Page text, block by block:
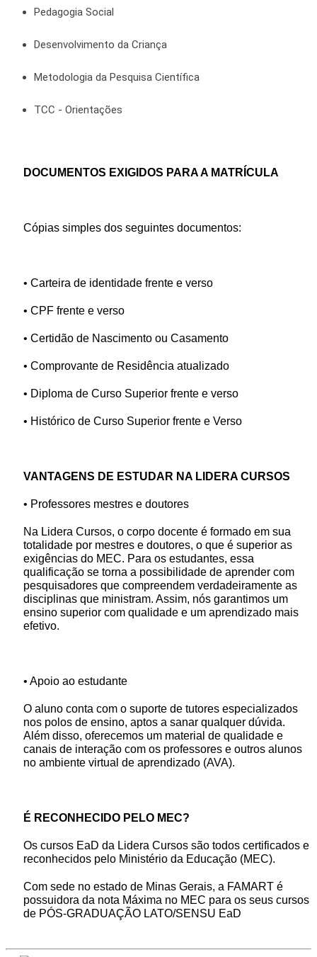
Pedagogia Social
Desenvolvimento da Criança
Metodologia da Pesquisa Científica
TCC - Orientações
DOCUMENTOS EXIGIDOS PARA A MATRÍCULA
Cópias simples dos seguintes documentos:
• Carteira de identidade frente e verso
• CPF frente e verso
• Certidão de Nascimento ou Casamento
• Comprovante de Residência atualizado
• Diploma de Curso Superior frente e verso
• Histórico de Curso Superior frente e Verso
VANTAGENS DE ESTUDAR NA LIDERA CURSOS
• Professores mestres e doutores
Na Lidera Cursos, o corpo docente é formado em sua
totalidade por mestres e doutores, o que é superior as
exigências do MEC. Para os estudantes, essa
qualificação se torna a possibilidade de aprender com
pesquisadores que compreendem verdadeiramente as
disciplinas que ministram. Assim, nós garantimos um
ensino superior com qualidade e um aprendizado mais
efetivo.
• Apoio ao estudante
O aluno conta com o suporte de tutores especializados
nos polos de ensino, aptos a sanar qualquer dúvida.
Além disso, oferecemos um material de qualidade e
canais de interação com os professores e outros alunos
no ambiente virtual de aprendizado (AVA).
É RECONHECIDO PELO MEC?
Os cursos EaD da Lidera Cursos são todos certificados e
reconhecidos pelo Ministério da Educação (MEC).
Com sede no estado de Minas Gerais, a FAMART é
possuidora da nota Máxima no MEC para os seus cursos
de PÓS-GRADUAÇÃO LATO/SENSU EaD